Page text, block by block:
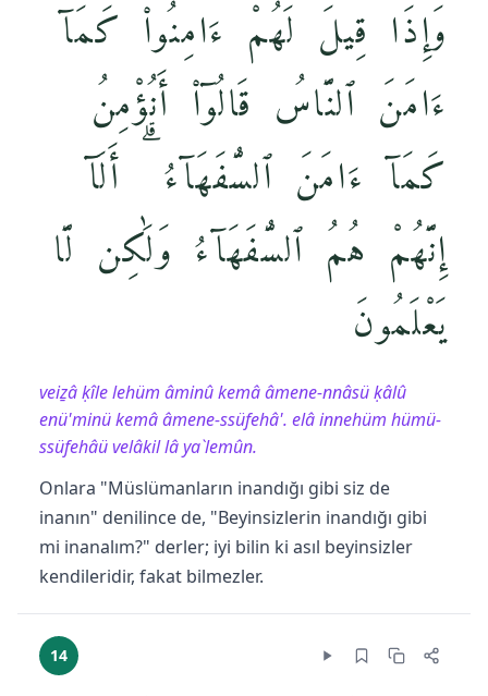
وَإِذَا قِيلَ لَهُمْ ءَامِنُوا۟ كَمَآ
ءَامَنَ ٱلنَّاسُ قَالُوٓا۟ أَنُؤْمِنُ
كَمَآ ءَامَنَ ٱلسُّفَهَآءُ ۗ أَلَآ
إِنَّهُمْ هُمُ ٱلسُّفَهَآءُ وَلَٰكِن لَّا
يَعْلَمُونَ
veiẕâ ḳîle lehüm âminû kemâ âmene-nnâsü ḳâlû
enü'minü kemâ âmene-ssüfehâ'. elâ innehüm hümü-
ssüfehâü velâkil lâ ya`lemûn.
Onlara "Müslümanların inandığı gibi siz de
inanın" denilince de, "Beyinsizlerin inandığı gibi
mi inanalım?" derler; iyi bilin ki asıl beyinsizler
kendileridir, fakat bilmezler.
14